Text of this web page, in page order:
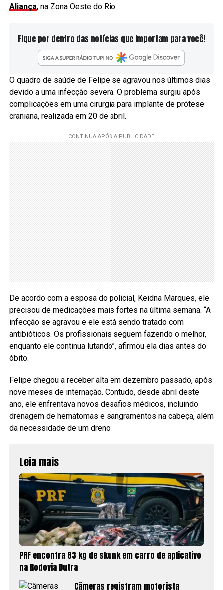
Aliança, na Zona Oeste do Rio.
Fique por dentro das notícias que importam para você!
O quadro de saúde de Felipe se agravou nos últimos dias
devido a uma infecção severa. O problema surgiu após
complicações em uma cirurgia para implante de prótese
craniana, realizada em 20 de abril.
De acordo com a esposa do policial, Keidna Marques, ele
precisou de medicações mais fortes na última semana. “A
infecção se agravou e ele está sendo tratado com
antibióticos. Os profissionais seguem fazendo o melhor,
enquanto ele continua lutando”, afirmou ela dias antes do
óbito.
Felipe chegou a receber alta em dezembro passado, após
nove meses de internação. Contudo, desde abril deste
ano, ele enfrentava novos desafios médicos, incluindo
drenagem de hematomas e sangramentos na cabeça, além
da necessidade de um dreno.
Leia mais
PRF encontra 83 kg de skunk em carro de aplicativo
na Rodovia Dutra
Câmeras registram motorista